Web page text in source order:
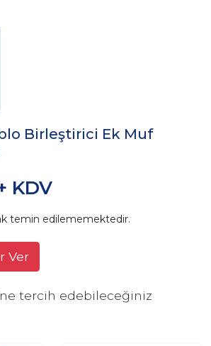
Birleştirici Ek Muf
KDV
temin edilememektedir.
Ver
tercih edebileceğiniz